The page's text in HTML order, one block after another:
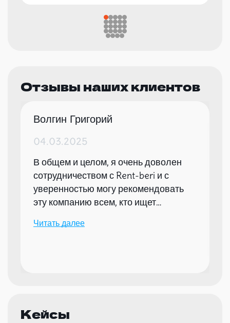
Отзывы наших клиентов
Волгин Григорий
04.03.2025
В общем и целом, я очень доволен
сотрудничеством с Rent-beri и с
уверенностью могу рекомендовать
эту компанию всем, кто ищет
мероприятий.
Читать далее
Кейсы